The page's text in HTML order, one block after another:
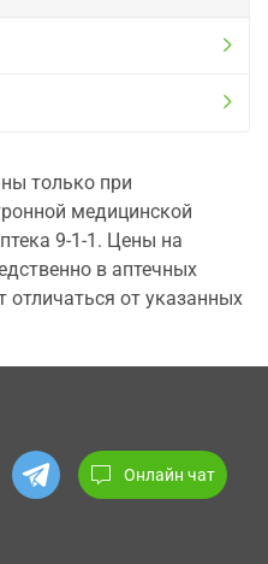
только при
медицинской
9-1-1. Цены на
в аптечных
отличаться от указанных
Онлайн чат